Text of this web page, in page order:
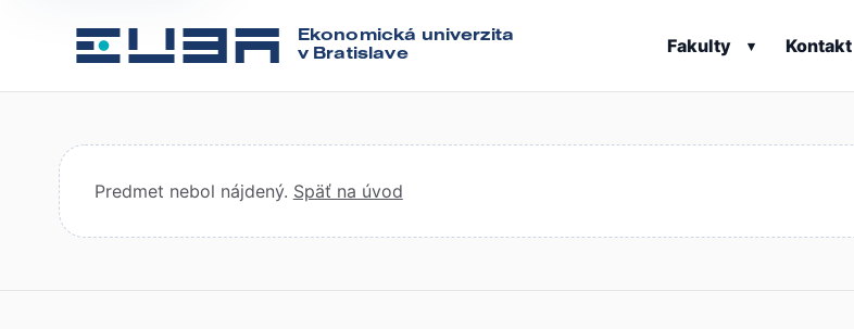
Ekonomická univerzita
v Bratislave
Fakulty ▾ Kontakt
Predmet nebol nájdený. Späť na úvod